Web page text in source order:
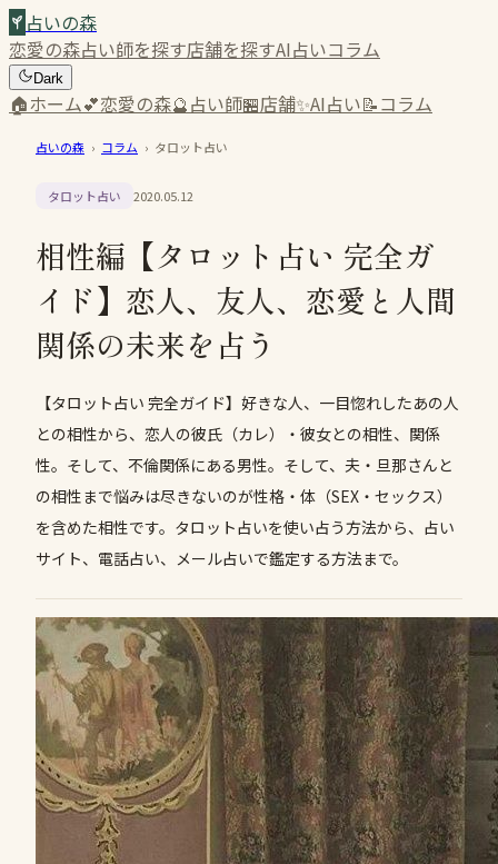
占いの森
恋愛の森占い師を探す店舗を探すAI占いコラム
Dark
🏠ホーム💕恋愛の森🔮占い師🏪店舗✨AI占い📝コラム
占いの森 › コラム › タロット占い
タロット占い 2020.05.12
相性編【タロット占い 完全ガ
イド】恋人、友人、恋愛と人間
関係の未来を占う
【タロット占い 完全ガイド】好きな人、一目惚れしたあの人
との相性から、恋人の彼氏（カレ）・彼女との相性、関係
性。そして、不倫関係にある男性。そして、夫・旦那さんと
の相性まで悩みは尽きないのが性格・体（SEX・セックス）
を含めた相性です。タロット占いを使い占う方法から、占い
サイト、電話占い、メール占いで鑑定する方法まで。